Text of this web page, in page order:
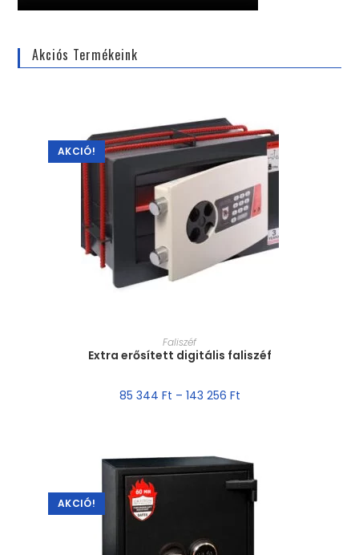
Akciós Termékeink
AKCIÓ!
MÉRET VÁLASZTÁSA
Faliszéf
Extra erősített digitális faliszéf
85 344 Ft – 143 256 Ft
AKCIÓ!